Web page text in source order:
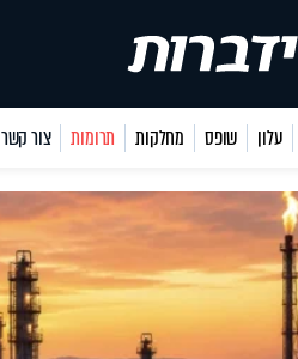
עלון שופס מחלקות תרומות צור קשר